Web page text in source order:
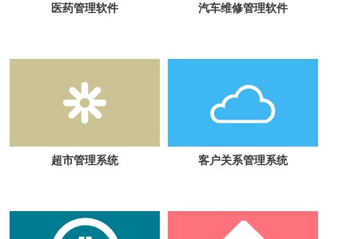
医药管理软件 汽车维修管理软件
超市管理系统 客户关系管理系统